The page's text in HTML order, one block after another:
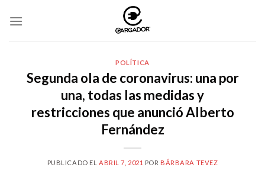
POLÍTICA
Segunda ola de coronavirus: una por
una, todas las medidas y
restricciones que anunció Alberto
Fernández
PUBLICADO EL ABRIL 7, 2021 POR BÁRBARA TEVEZ